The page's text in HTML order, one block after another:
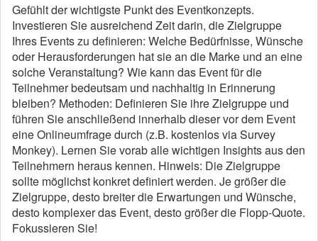
Gefühlt der wichtigste Punkt des Eventkonzepts.
Investieren Sie ausreichend Zeit darin, die Zielgruppe
Ihres Events zu definieren: Welche Bedürfnisse, Wünsche
oder Herausforderungen hat sie an die Marke und an eine
solche Veranstaltung? Wie kann das Event für die
Teilnehmer bedeutsam und nachhaltig in Erinnerung
bleiben? Methoden: Definieren Sie ihre Zielgruppe und
führen Sie anschließend innerhalb dieser vor dem Event
eine Onlineumfrage durch (z.B. kostenlos via Survey
Monkey). Lernen Sie vorab alle wichtigen Insights aus den
Teilnehmern heraus kennen. Hinweis: Die Zielgruppe
sollte möglichst konkret definiert werden. Je größer die
Zielgruppe, desto breiter die Erwartungen und Wünsche,
desto komplexer das Event, desto größer die Flopp-Quote.
Fokussieren Sie!